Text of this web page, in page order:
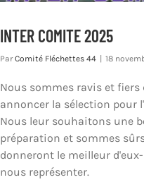
INTER COMITE 2025
ParComité Fléchettes 44 18
Nous sommes ravis et fiers
annoncer la sélection pour
Nous leur souhaitons une
préparation et sommes
donneront le meilleur
nous représenter.